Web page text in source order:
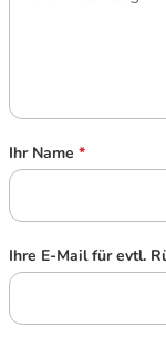
Ihr Name *
Ihre E-Mail für evtl.